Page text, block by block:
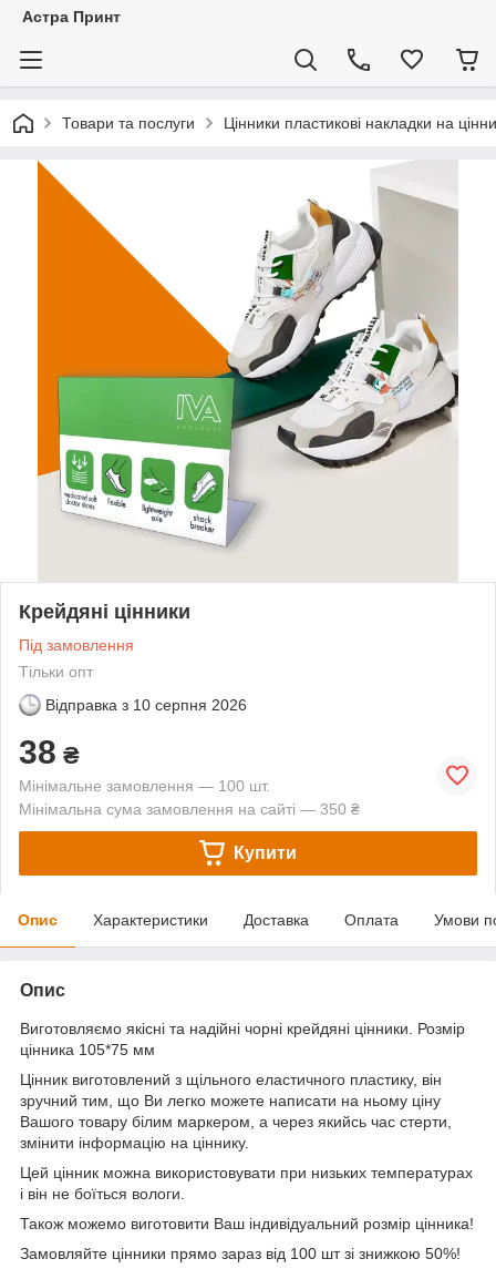
Астра Принт
Товари та послуги Цінники пластикові накладки на
Крейдяні цінники
Під замовлення
Тільки опт
Відправка з 10 серпня 2026
38 ₴
Мінімальне замовлення — 100 шт.
Мінімальна сума замовлення на сайті — 350 ₴
Купити
Опис Характеристики Доставка Оплата Умови
Опис
Виготовляємо якісні та надійні чорні крейдяні цінники. Розмір
цінника 105*75 мм
Цінник виготовлений з щільного еластичного пластику, він
зручний тим, що Ви легко можете написати на ньому ціну
Вашого товару білим маркером, а через якийсь час стерти,
змінити інформацію на ціннику.
Цей цінник можна використовувати при низьких температурах
і він не боїться вологи.
Також можемо виготовити Ваш індивідуальний розмір цінника!
Замовляйте цінники прямо зараз від 100 шт зі знижкою 50%!